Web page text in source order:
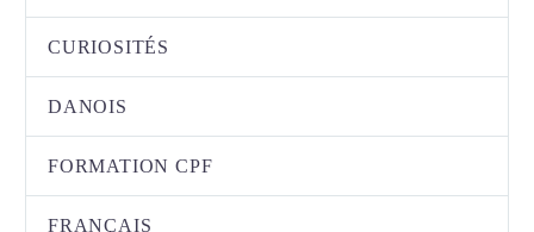
CURIOSITÉS
DANOIS
FORMATION CPF
FRANÇAIS